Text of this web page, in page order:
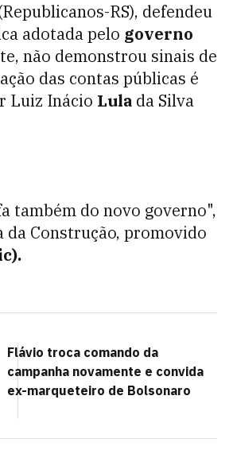
RS), defendeu
adotada pelo governo
não demonstrou sinais de
das contas públicas é
Luiz Inácio Lula da Silva
também do novo governo",
Construção, promovido
Flávio troca comando da
campanha novamente e convida
ex-marqueteiro de Bolsonaro